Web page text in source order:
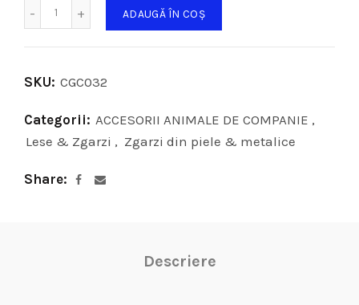
ADAUGĂ ÎN COȘ
SKU: CGC032
Categorii: ACCESORII ANIMALE DE COMPANIE ,
Lese & Zgarzi , Zgarzi din piele & metalice
Share
Descriere